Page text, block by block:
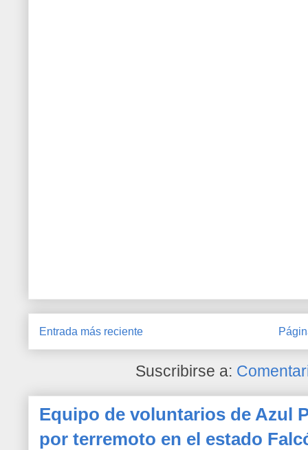
Entrada más reciente
Suscribirse a:
Equipo de voluntarios de Azul
por terremoto en el estado